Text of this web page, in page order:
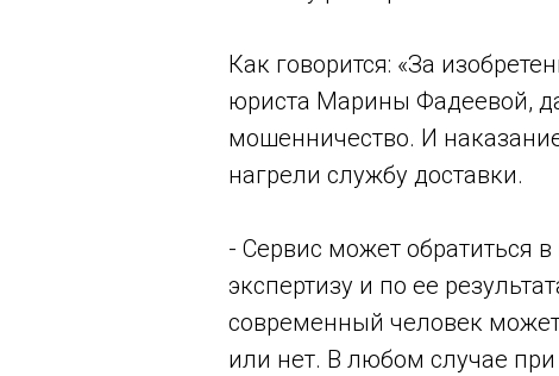
Как говорится: «За
юриста Марины Фадеевой,
мошенничество. И
нагрели службу доставки.
- Сервис может обратиться
экспертизу и по ее
современный человек
или нет. В любом случае